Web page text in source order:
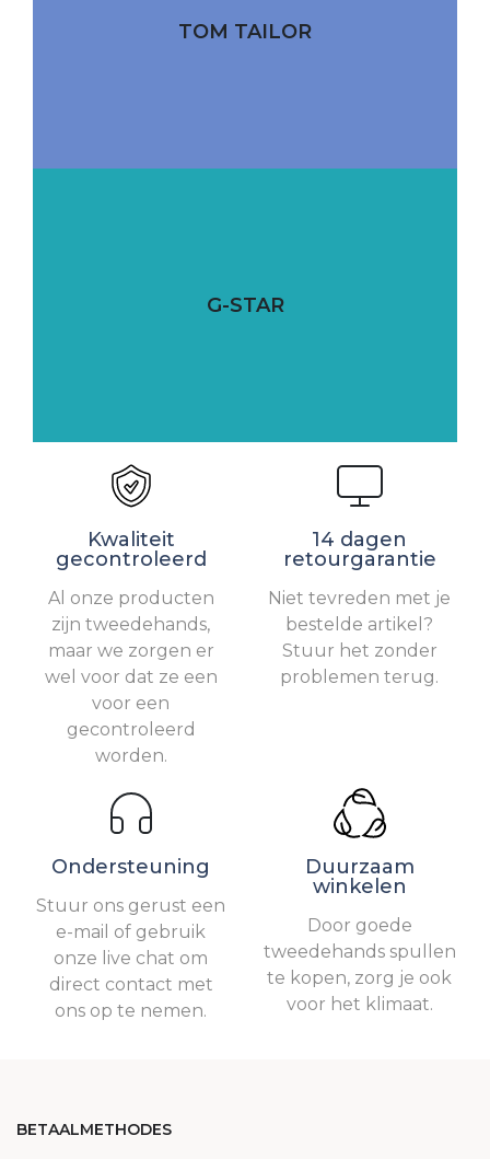
TOM TAILOR
G-STAR
Kwaliteit
gecontroleerd
Al onze producten
zijn tweedehands,
maar we zorgen er
wel voor dat ze een
voor een
gecontroleerd
worden.
14 dagen
retourgarantie
Niet tevreden met je
bestelde artikel?
Stuur het zonder
problemen terug.
Ondersteuning
Stuur ons gerust een
e-mail of gebruik
onze live chat om
direct contact met
ons op te nemen.
Duurzaam
winkelen
Door goede
tweedehands spullen
te kopen, zorg je ook
voor het klimaat.
BETAALMETHODES